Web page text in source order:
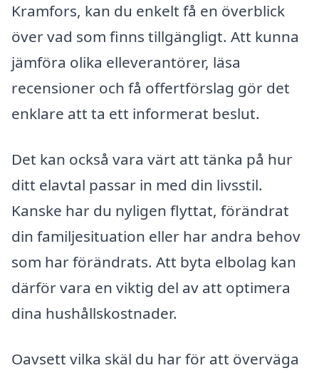
Kramfors, kan du enkelt få en överblick
över vad som finns tillgängligt. Att kunna
jämföra olika elleverantörer, läsa
recensioner och få offertförslag gör det
enklare att ta ett informerat beslut.
Det kan också vara värt att tänka på hur
ditt elavtal passar in med din livsstil.
Kanske har du nyligen flyttat, förändrat
din familjesituation eller har andra behov
som har förändrats. Att byta elbolag kan
därför vara en viktig del av att optimera
dina hushållskostnader.
Oavsett vilka skäl du har för att överväga